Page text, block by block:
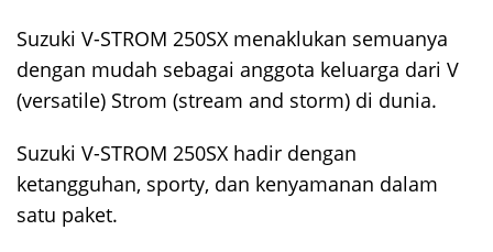
Suzuki V-STROM 250SX menaklukan semuanya
dengan mudah sebagai anggota keluarga dari V
(versatile) Strom (stream and storm) di dunia.
Suzuki V-STROM 250SX hadir dengan
ketangguhan, sporty, dan kenyamanan dalam
satu paket.